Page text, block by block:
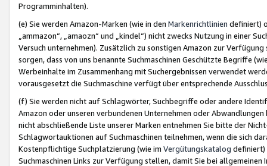
Programminhalten).
(e) Sie werden Amazon-Marken (wie in den Markenrichtlinien definiert)
„ammazon“, „amaozn“ und „kindel“) nicht zwecks Nutzung in einer
Versuch unternehmen). Zusätzlich zu sonstigen Amazon zur
sorgen, dass von uns benannte Suchmaschinen Geschützte Begriffe
Werbeinhalte im Zusammenhang mit Suchergebnissen verwendet
vorausgesetzt die Suchmaschine verfügt über entsprechende
(f) Sie werden nicht auf Schlagwörter, Suchbegriffe oder andere
Amazon oder unseren verbundenen Unternehmen oder
nicht abschließende Liste unserer Marken entnehmen Sie bitte der
Schlagwortauktionen auf Suchmaschinen teilnehmen, wenn die sich
Kostenpflichtige Suchplatzierung (wie im Vergütungskatalog definiert)
Suchmaschinen Links zur Verfügung stellen, damit Sie bei